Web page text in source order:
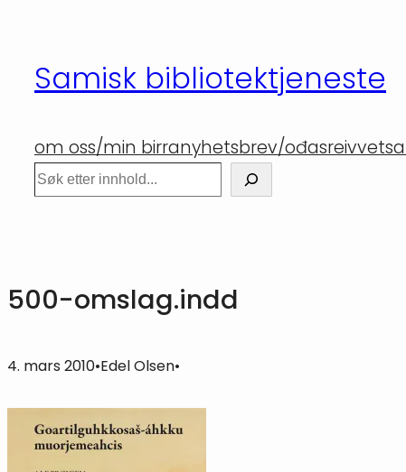
innholdSamisk bibliotektjeneste
om oss/min birranyhetsbrev/ođasreivvet
Søk
500-omslag.indd
4. mars 2010•Edel Olsen•